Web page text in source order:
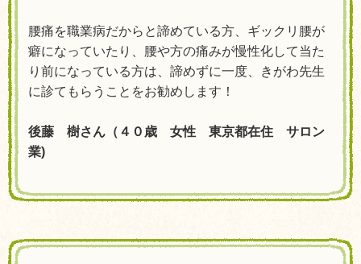
腰痛を職業病だからと諦めている方、ギックリ腰が
癖になっていたり、腰や方の痛みが慢性化して当た
り前になっている方は、諦めずに一度、きがわ先生
に診てもらうことをお勧めします！
後藤 樹さん（４０歳 女性 東京都在住 サロン
業)